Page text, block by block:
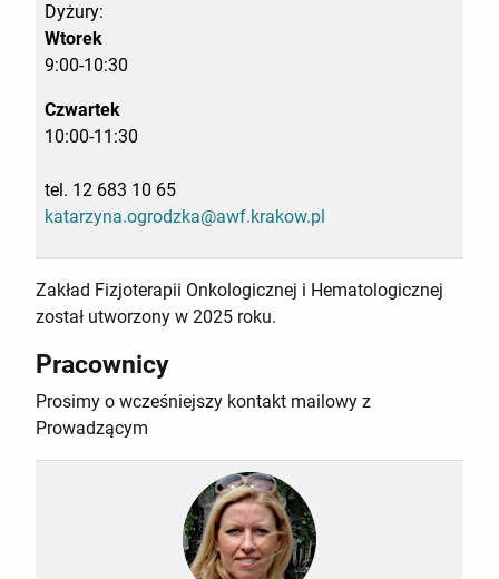
Dyżury:
Wtorek
9:00-10:30
Czwartek
10:00-11:30
tel. 12 683 10 65
katarzyna.ogrodzka@awf.krakow.pl
Zakład Fizjoterapii Onkologicznej i Hematologicznej
został utworzony w 2025 roku.
Pracownicy
Prosimy o wcześniejszy kontakt mailowy z
Prowadzącym